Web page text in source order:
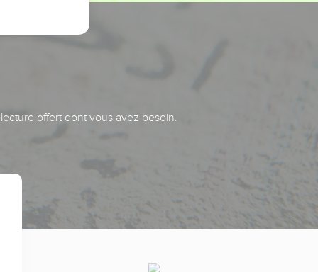
offert dont vous avez besoin.